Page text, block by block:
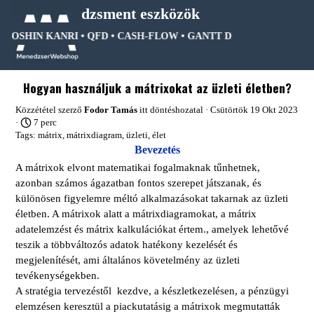
Menedzsment eszközök
KANRI • QFD • CASH-FLOW • GANTT DIAGRAM • FA
Ugrás a menüre
Hogyan használjuk a mátrixokat az üzleti életben?
Közzététel szerző Fodor Tamás itt döntéshozatal · Csütörtök 19 Okt 2023
·
7 perc
Tags: mátrix, mátrixdiagram, üzleti, élet
Bevezetés
A mátrixok elvont matematikai fogalmaknak tűnhetnek,
azonban számos ágazatban fontos szerepet játszanak, és
különösen figyelemre méltó alkalmazásokat takarnak az üzleti
életben. A mátrixok alatt a mátrixdiagramokat, a mátrix
adatelemzést és mátrix kalkulációkat értem., amelyek lehetővé
teszik a többváltozós adatok hatékony kezelését és
megjelenítését, ami általános követelmény az üzleti
tevékenységekben.
A stratégia tervezéstől kezdve, a készletkezelésen, a pénzügyi
elemzésen keresztül a piackutatásig a mátrixok megmutatták